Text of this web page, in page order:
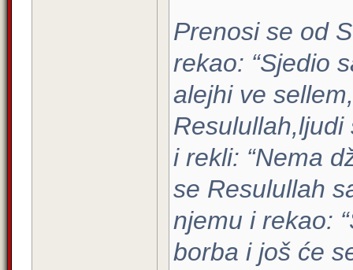
Prenosi se od
rekao: “Sjedio
alejhi ve
i rekli: “Nema
se Resulullah
njemu i rekao:
borba i još će